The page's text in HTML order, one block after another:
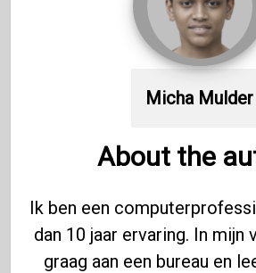
Micha Mulder
About the
Ik ben een
dan 10 jaar ervaring. In mijn
graag aan een bureau en